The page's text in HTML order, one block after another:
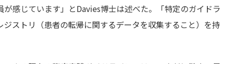
感じています」とDavies博士は述べた。「特定のガイドラ
ストリ（患者の転帰に関するデータを収集すること）を持